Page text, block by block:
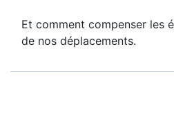
Et comment compenser les
de nos déplacements.